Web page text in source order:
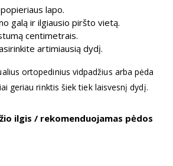
lapo.
galą ir ilgiausio piršto vietą.
centimetrais.
artimiausią dydį.
ortopedinius vidpadžius arba pėda
geriau rinktis šiek tiek laisvesnį dydį.
ilgis / rekomenduojamas pėdos